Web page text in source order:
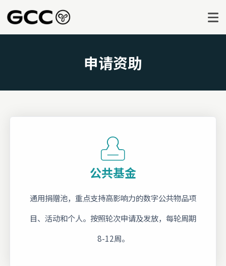
申请资助
公共基金
通用捐赠池，重点支持高影响力的数字公共物品项
目、活动和个人。按照轮次申请及发放，每轮周期
8-12周。